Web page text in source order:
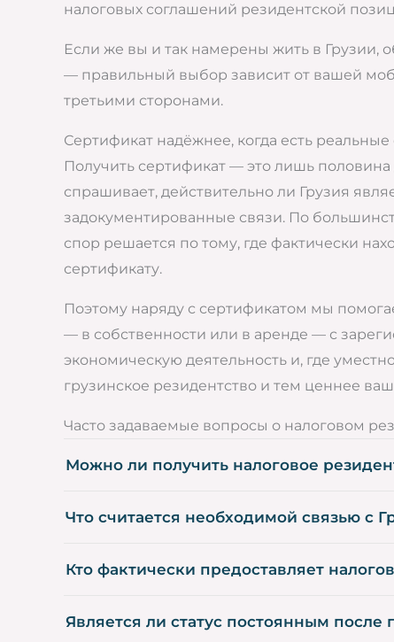
налоговых соглашений резидентской
Если же вы и так намерены жить в
— правильный выбор зависит от вашей
третьими сторонами.
Сертификат надёжнее, когда есть реальные
Получить сертификат — это лишь
спрашивает, действительно ли Грузия
задокументированные связи. По
спор решается по тому, где фактически
сертификату.
Поэтому наряду с сертификатом мы
— в собственности или в аренде — с
экономическую деятельность и, где
грузинское резидентство и тем ценнее
Часто задаваемые вопросы о налоговом
Можно ли получить налоговое
Что считается необходимой связью с
Кто фактически предоставляет
Является ли статус постоянным после